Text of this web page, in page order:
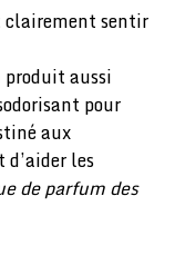
sentir
aussi
pour
aux
les
de parfum des